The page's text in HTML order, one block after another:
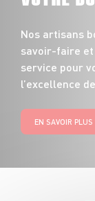
Nos artisans
savoir-faire
service pour
l’excellence
EN SAVOIR PLUS